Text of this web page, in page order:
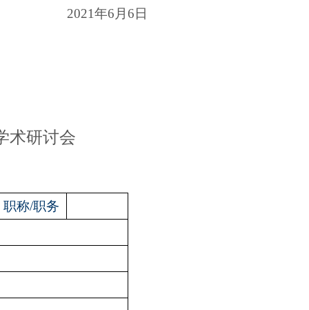
2021年6 月 6 日
术研讨会
职称/职务